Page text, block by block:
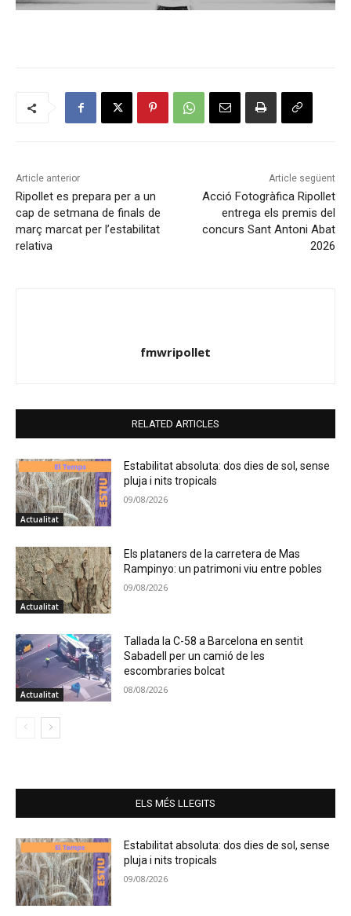
Article anterior
Ripollet es prepara per a un
cap de setmana de finals de
març marcat per l’estabilitat
relativa
Article següent
Acció Fotogràfica Ripollet
entrega els premis del
concurs Sant Antoni Abat
2026
fmwripollet
RELATED ARTICLES
Actualitat
Estabilitat absoluta: dos dies de sol, sense
pluja i nits tropicals
09/08/2026
Actualitat
Els plataners de la carretera de Mas
Rampinyo: un patrimoni viu entre pobles
09/08/2026
Actualitat
Tallada la C-58 a Barcelona en sentit
Sabadell per un camió de les
escombraries bolcat
08/08/2026
ELS MÉS LLEGITS
Estabilitat absoluta: dos dies de sol, sense
pluja i nits tropicals
09/08/2026